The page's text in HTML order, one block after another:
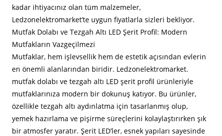
kadar ihtiyacınız olan tüm malzemeler,
Ledzonelektromarket’te uygun fiyatlarla sizleri bekliyor.
Mutfak Dolabı ve Tezgah Altı LED Şerit Profil: Modern
Mutfakların Vazgeçilmezi
Mutfaklar, hem işlevsellik hem de estetik açısından evlerin
en önemli alanlarından biridir. Ledzonelektromarket.
mutfak dolabı ve tezgah altı LED şerit profil ürünleriyle
mutfaklarınıza modern bir dokunuş katıyor. Bu ürünler,
özellikle tezgah altı aydınlatma için tasarlanmış olup,
yemek hazırlama ve pişirme süreçlerini kolaylaştırırken şık
bir atmosfer yaratır. Şerit LED’ler, esnek yapıları sayesinde